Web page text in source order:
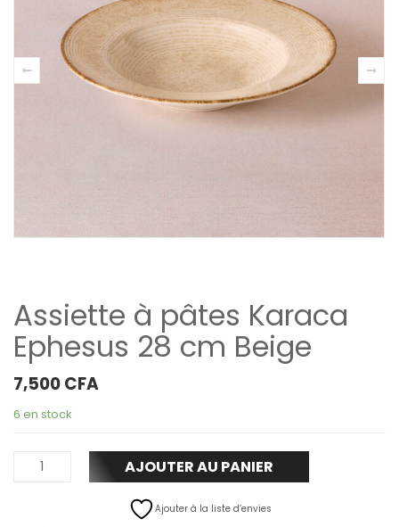
Assiette à pâtes Karaca
Ephesus 28 cm Beige
7,500CFA
6 en stock
AJOUTER AU PANIER
Ajouter à la liste d’envies